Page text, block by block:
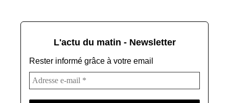
L'actu du matin - Newsletter
Rester informé grâce à votre email